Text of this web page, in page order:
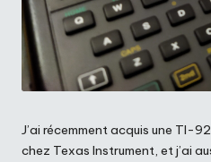
J’ai récemment acquis une TI-
chez Texas Instrument, et j’ai